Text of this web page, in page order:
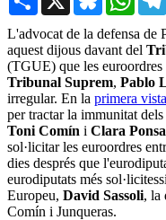
L'advocat de la defensa de
aquest dijous davant del
(TGUE) que les euroordres
Tribunal Suprem, Pablo
irregular. En la primera
per tractar la immunitat
Toni Comín i Clara
sol·licitar les euroordres
dies després que
eurodiputats més
Europeu, David Sassoli, la
Comín i Junqueras.